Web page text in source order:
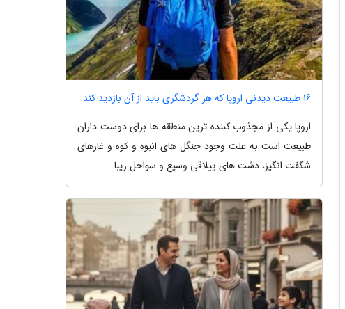
16 طبیعت دیدنی اروپا که هر گردشگری باید از آن بازدید کند
اروپا یکی از مجذوب کننده ترین منطقه ها برای دوست داران
طبیعت است به علت وجود جنگل های انبوه و کوه و غارهای
شگفت انگیز، دشت های ییلاقی وسیع و سواحل زیبا.